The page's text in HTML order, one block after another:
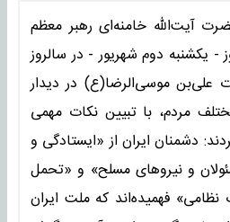
آیت‌الله خامنه‌ای رهبر معظم
- یکشنبه دوم شهریور - در سالروز
موسی‌الرضا(ع) در دیدار
مردم، با تبیین نکات مهمی
دشمنان ایران از «ایستادگی و
و نیروهای مسلح» و «تحمل
فهمیده‌اند که ملت ایران